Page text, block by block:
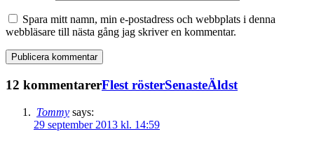
Spara mitt namn, min e-postadress och webbplats i denna
webbläsare till nästa gång jag skriver en kommentar.
12 kommentarerFlest rösterSenasteÄldst
Tommy says:
29 september 2013 kl. 14:59